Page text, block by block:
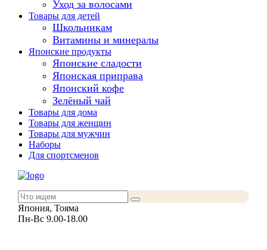
Уход за волосами
Товары для детей
Школьникам
Витамины и минералы
Японские продукты
Японские сладости
Японская приправа
Японский кофе
Зелёный чай
Товары для дома
Товары для женщин
Товары для мужчин
Наборы
Для спортсменов
Япония, Тояма
Пн-Вс 9.00-18.00